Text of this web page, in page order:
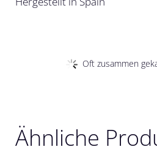
Oft zusammen
Ähnliche